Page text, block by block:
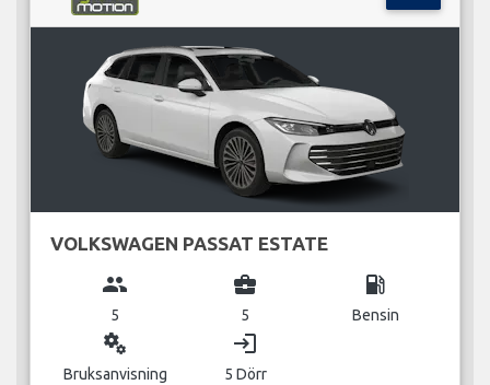
VOLKSWAGEN PASSAT ESTATE
group
5
business_center
5
local_gas_station
Bensin
miscellaneous_services
Bruksanvisning
login
5 Dörr